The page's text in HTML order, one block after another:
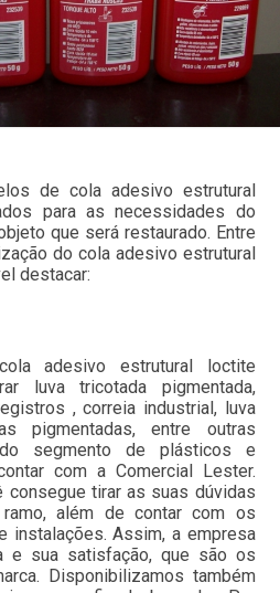
de cola adesivo estrutural
para as necessidades do
que será restaurado. Entre
do cola adesivo estrutural
destacar:
adesivo estrutural loctite
luva tricotada pigmentada,
, correia industrial, luva
pigmentadas, entre outras
segmento de plásticos e
com a Comercial Lester.
consegue tirar as suas dúvidas
além de contar com os
instalações. Assim, a empresa
e sua satisfação, que são os
Disponibilizamos também